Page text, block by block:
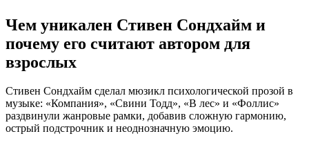
Чем уникален Стивен Сондхайм и
почему его считают автором для
взрослых
Стивен Сондхайм сделал мюзикл психологической прозой в
музыке: «Компания», «Свини Тодд», «В лес» и «Фоллис»
раздвинули жанровые рамки, добавив сложную гармонию,
острый подстрочник и неоднозначную эмоцию.